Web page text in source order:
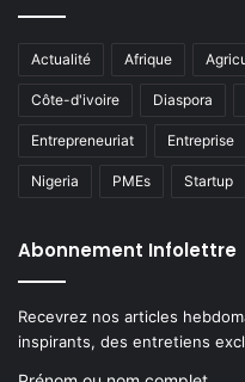
Actualité Afrique
Côte-d'ivoire Diaspora
Entrepreneuriat Entreprise
Nigeria PMEs Startup
Abonnement Infolettre
Recevrez nos articles
inspirants, des entretiens